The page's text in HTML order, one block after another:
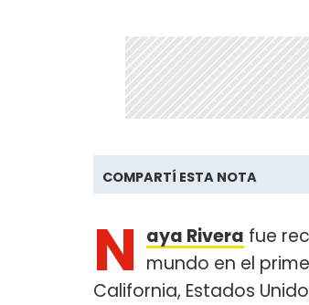
COMPARTÍ ESTA NOTA
N aya Rivera fue
mundo en el
California, Estados